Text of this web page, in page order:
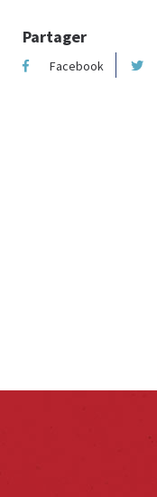
Partager
Facebook